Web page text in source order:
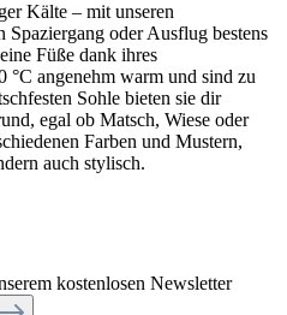
Kälte – mit unseren
oder Ausflug bestens
Füße dank ihres
°C angenehm warm und sind zu
Sohle bieten sie dir
egal ob Matsch, Wiese oder
Farben und Mustern,
auch stylisch.
kostenlosen Newsletter